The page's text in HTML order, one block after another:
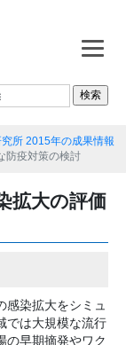
所 2015年の成果情報
防疫対策の検討
拡大の評価
感染拡大をシミュ
では大規模な流行
の早期摘発やワク